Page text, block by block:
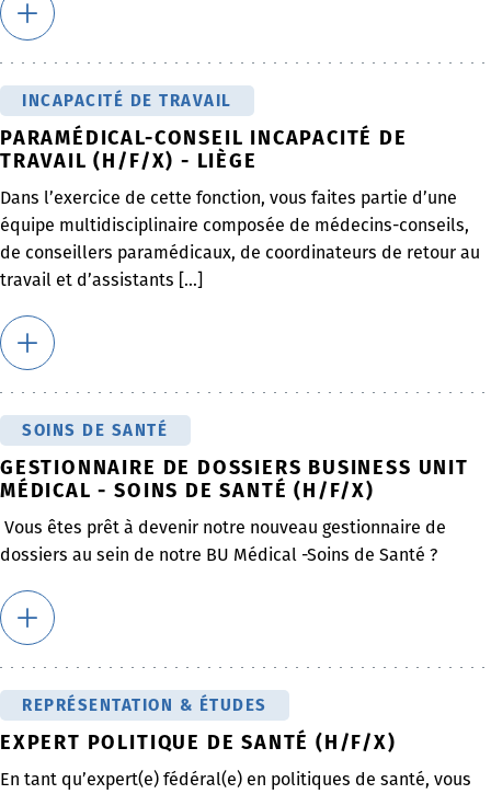
INCAPACITÉ DE TRAVAIL
PARAMÉDICAL-CONSEIL INCAPACITÉ DE
TRAVAIL (H/F/X) - LIÈGE
Dans l’exercice de cette fonction, vous faites partie d’une
équipe multidisciplinaire composée de médecins-conseils,
de conseillers paramédicaux, de coordinateurs de retour au
travail et d’assistants [...]
SOINS DE SANTÉ
GESTIONNAIRE DE DOSSIERS BUSINESS UNIT
MÉDICAL - SOINS DE SANTÉ (H/F/X)
Vous êtes prêt à devenir notre nouveau gestionnaire de
dossiers au sein de notre BU Médical -Soins de Santé ?
REPRÉSENTATION & ÉTUDES
EXPERT POLITIQUE DE SANTÉ (H/F/X)
En tant qu’expert(e) fédéral(e) en politiques de santé, vous